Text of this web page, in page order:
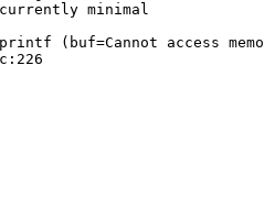
minimal
(buf=Cannot access